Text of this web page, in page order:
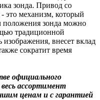
зонда. Привод со
это механизм, который
положения зонда можно
традиционной
внесет вклад
сократит время
официального
ассортимент
ценам и с гарантией